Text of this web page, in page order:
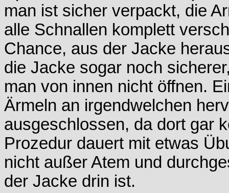
man ist sicher verpackt, die
alle Schnallen komplett
Chance, aus der Jacke
die Jacke sogar noch
man von innen nicht öffnen.
Ärmeln an irgendwelchen
ausgeschlossen, da dort gar
Prozedur dauert mit etwas
nicht außer Atem und
der Jacke drin ist.